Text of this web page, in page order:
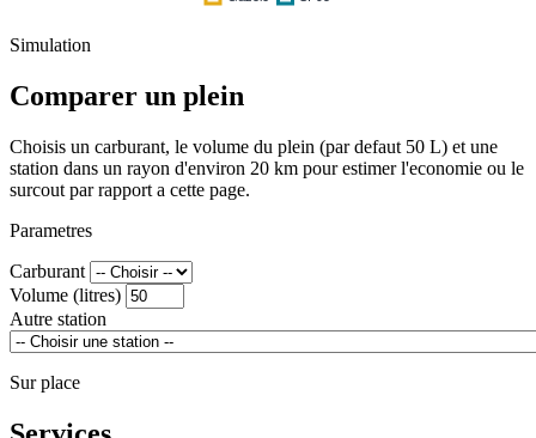
Simulation
Comparer un plein
Choisis un carburant, le volume du plein (par defaut 50 L) et une
station dans un rayon d'environ 20 km pour estimer l'economie ou le
surcout par rapport a cette page.
Parametres
Carburant
Volume (litres)
Autre station
Sur place